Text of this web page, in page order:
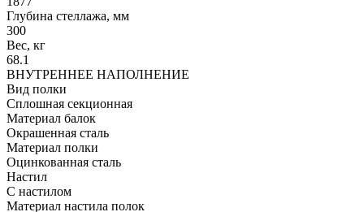
Глубина стеллажа, мм
300
Вес, кг
68.1
ВНУТРЕННЕЕ НАПОЛНЕНИЕ
Вид полки
Сплошная секционная
Материал балок
Окрашенная сталь
Материал полки
Оцинкованная сталь
Настил
С настилом
Материал настила полок